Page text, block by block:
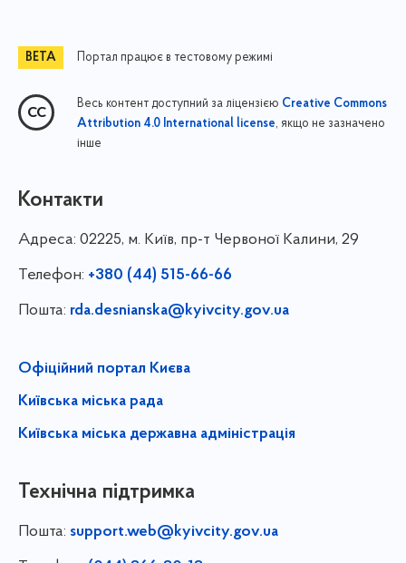
Портал працює в тестовому режимі
Весь контент доступний за ліцензією Creative Commons
Attribution 4.0 International license, якщо не зазначено
інше
Контакти
Адреса: 02225, м. Київ, пр-т Червоної Калини, 29
Телефон: +380 (44) 515-66-66
Пошта: rda.desnianska@kyivcity.gov.ua
Офіційний портал Києва
Київська міська рада
Київська міська державна адміністрація
Технічна підтримка
Пошта: support.web@kyivcity.gov.ua